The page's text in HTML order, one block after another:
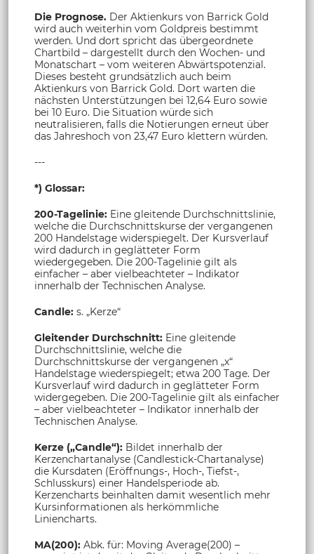
Die Prognose. Der Aktienkurs von Barrick Gold
wird auch weiterhin vom Goldpreis bestimmt
werden. Und dort spricht das übergeordnete
Chartbild – dargestellt durch den Wochen- und
Monatschart – vom weiteren Abwärtspotenzial.
Dieses besteht grundsätzlich auch beim
Aktienkurs von Barrick Gold. Dort warten die
nächsten Unterstützungen bei 12,64 Euro sowie
bei 10 Euro. Die Situation würde sich
neutralisieren, falls die Notierungen erneut über
das Jahreshoch von 23,47 Euro klettern würden.
---
*) Glossar:
200-Tagelinie: Eine gleitende Durchschnittslinie,
welche die Durchschnittskurse der vergangenen
200 Handelstage widerspiegelt. Der Kursverlauf
wird dadurch in geglätteter Form
wiedergegeben. Die 200-Tagelinie gilt als
einfacher – aber vielbeachteter – Indikator
innerhalb der Technischen Analyse.
Candle: s. „Kerze“
Gleitender Durchschnitt: Eine gleitende
Durchschnittslinie, welche die
Durchschnittskurse der vergangenen „x“
Handelstage wiederspiegelt; etwa 200 Tage. Der
Kursverlauf wird dadurch in geglätteter Form
widergegeben. Die 200-Tagelinie gilt als einfacher
– aber vielbeachteter – Indikator innerhalb der
Technischen Analyse.
Kerze („Candle“): Bildet innerhalb der
Kerzenchartanalyse (Candlestick-Chartanalyse)
die Kursdaten (Eröffnungs-, Hoch-, Tiefst-,
Schlusskurs) einer Handelsperiode ab.
Kerzencharts beinhalten damit wesentlich mehr
Kursinformationen als herkömmliche
Liniencharts.
MA(200): Abk. für: Moving Average(200) –